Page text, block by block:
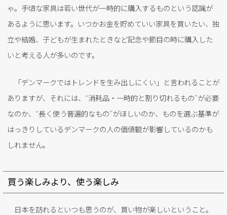
ゃ。手頃な家具は若い世代が一時的に購入するものという認識が
あるように思います。いつかお金を貯めていい家具を買いたい、独
立や結婚、子どもが生まれたときなど記念や節目の時に購入した
いと考える人が多いのです。
「デンマークではトレンドを生み出しにくい」と言われることが
ありますが、それには、“消耗品・一時的と割り切れるもの”が必要
なのか、“長く使う普遍的なもの”がほしいのか、ものを選ぶ基準が
はっきりしているデンマークの人の価値観が影響しているのかも
しれません。
買う楽しみより、使う楽しみ
日本を訪れるといつも思うのが、買い物が楽しいということ。